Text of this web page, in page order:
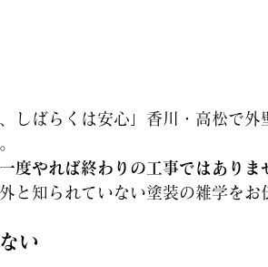
しばらくは安心」香川・高松で外
度やれば終わりの工事ではありま
と知られていない塗装の雑学をお
い